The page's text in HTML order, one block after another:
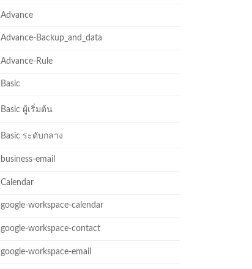
Advance
Advance-Backup_and_data
Advance-Rule
Basic
Basic ผู้เริ่มต้น
Basic ระดับกลาง
business-email
Calendar
google-workspace-calendar
google-workspace-contact
google-workspace-email